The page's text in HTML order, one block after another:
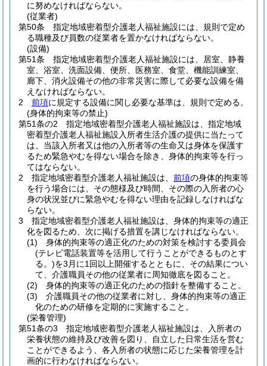
に努めなければならない。
(従業者)
第50条
指定地域密着型介護老人福祉施設には、規則で定め
る職種及び員数の従業者を置かなければならない。
(設備)
第51条
指定地域密着型介護老人福祉施設には、居室、静養
室、浴室、洗面設備、便所、医務室、食堂、機能訓練室、
廊下、消火設備その他の非常災害に際して必要な設備を備
えなければならない。
2
前項に規定する設備に関し必要な基準は、規則で定める。
(身体的拘束等の禁止)
第51条の2
指定地域密着型介護老人福祉施設は、指定地域
密着型介護老人福祉施設入所者生活介護の提供に当たって
は、当該入所者又は他の入所者等の生命又は身体を保護す
るため緊急やむを得ない場合を除き、身体的拘束等を行っ
てはならない。
2
指定地域密着型介護老人福祉施設は、 前項の身体的拘束等
を行う場合には、その態様及び時間、その際の入所者の心
身の状況並びに緊急やむを得ない理由を記録しなければな
らない。
3
指定地域密着型介護老人福祉施設は、身体的拘束等の適正
化を図るため、次に掲げる措置を講じなければならない。
(1)
身体的拘束等の適正化のための対策を検討する委員会
(テレビ電話装置等を活用して行うことができるものとす
る。)を3月に1回以上開催するとともに、その結果につい
て、介護職員その他の従業者に周知徹底を図ること。
(2)
身体的拘束等の適正化のための指針を整備すること。
(3)
介護職員その他の従業者に対し、身体的拘束等の適正
化のための研修を定期的に実施すること。
(栄養管理)
第51条の3
指定地域密着型介護老人福祉施設は、入所者の
栄養状態の維持及び改善を図り、自立した日常生活を営む
ことができるよう、各入所者の状態に応じた栄養管理を計
画的に行わなければならない。